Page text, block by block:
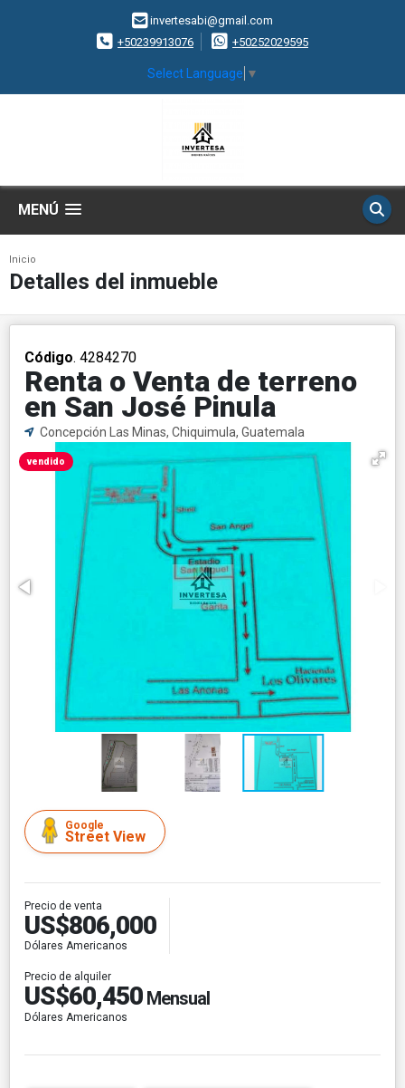
invertesabi@gmail.com
+50239913076
+50252029595
Select Language ▼
MENÚ
Inicio
Detalles del inmueble
Código. 4284270
Renta o Venta de terreno
en San José Pinula
Concepción Las Minas, Chiquimula, Guatemala
vendido
Google
Street View
Precio de venta
US$806,000
Dólares Americanos
Precio de alquiler
US$60,450 Mensual
Dólares Americanos